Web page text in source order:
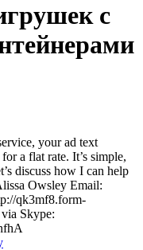
с
your ad text
a flat rate. It’s simple,
discuss how I can help
Owsley Email:
qk3mf8.form-
Skype: